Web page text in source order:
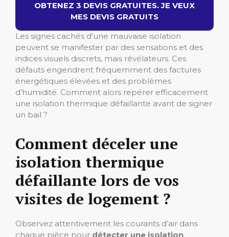
OBTENEZ 3 DEVIS GRATUITES. JE VEUX
MES DEVIS GRATUITS
Les signes cachés d’une mauvaise isolation
peuvent se manifester par des sensations et des
indices visuels discrets, mais révélateurs. Ces
défauts engendrent fréquemment des factures
énergétiques élevées et des problèmes
d’humidité. Comment alors repérer efficacement
une isolation thermique défaillante avant de signer
un bail ?
Comment déceler une
isolation thermique
défaillante lors de vos
visites de logement ?
Observez attentivement les courants d’air dans
chaque pièce pour détecter une isolation